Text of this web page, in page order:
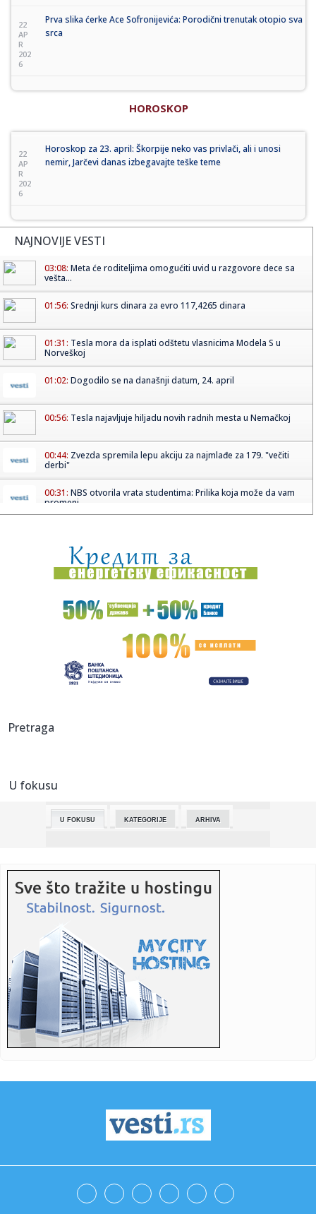
22
AP
R
202
6
Prva slika ćerke Ace Sofronijevića: Porodični trenutak otopio sva
srca
HOROSKOP
22
AP
R
202
6
Horoskop za 23. april: Škorpije neko vas privlači, ali i unosi
nemir, Jarčevi danas izbegavajte teške teme
NAJNOVIJE VESTI
03:08: Meta će roditeljima omogućiti uvid u razgovore dece sa
vešta...
01:56: Srednji kurs dinara za evro 117,4265 dinara
01:31: Tesla mora da isplati odštetu vlasnicima Modela S u
Norveškoj
01:02: Dogodilo se na današnji datum, 24. april
00:56: Tesla najavljuje hiljadu novih radnih mesta u Nemačkoj
00:44: Zvezda spremila lepu akciju za najmlađe za 179. "večiti
derbi"
00:31: NBS otvorila vrata studentima: Prilika koja može da vam
promeni ...
00:16:Ne znate da li imate kaznu za prekršaj? Evo gde da
proverite
00:13:Sunčano i toplo, najviša dnevna temperatura do 22
stepena
Batler nije smeo da preskoči ovaj specijalitet: Saigrač iz
00:08:Sara Ćirković u polufinalu Svetskog kupa, obezbeđena
vrh ...
23:56:
23:56: Koja je vaša toksična osobina? Test sa 7 skrivenih životinja
23:52:Tajni podzemni grad Hezbolaha? Izrael objavio snimke i
tvrdnje o ...
23:48:Darko Lazić održao koncert posvećen pokojnom bratu:
Planiram o...
23:38:"Zvali su me Stoja celulitara" Pevačica padala zbog dijete,
naru...
23:37:Ministarstvo o apelu za Rogoznu: Memić je reagovao kao
građanin...
Paradajz bolje uspijeva uz ovaj cvijet: Plodovi zdraviji i
23:24:Dečji maraton slavi 30. rođendan: I ove godine na istom,
Rat s Iranom gura cijene nafte ka vrhuncu
Pretraga
U fokusu
U FOKUSU KATEGORIJE ARHIVA